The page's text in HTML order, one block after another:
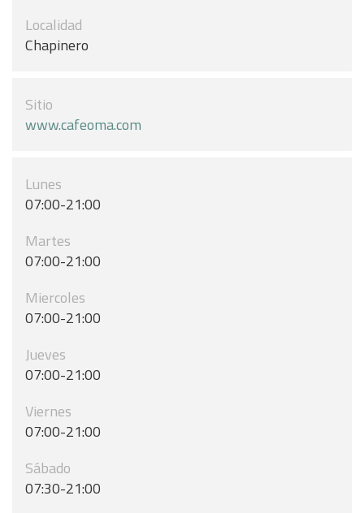
Localidad
Chapinero
Sitio
www.cafeoma.com
Lunes
07:00-21:00
Martes
07:00-21:00
Miercoles
07:00-21:00
Jueves
07:00-21:00
Viernes
07:00-21:00
Sábado
07:30-21:00